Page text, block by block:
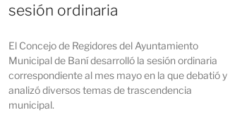
sesión ordinaria
El Concejo de Regidores del Ayuntamiento
Municipal de Baní desarrolló la sesión ordinaria
correspondiente al mes mayo en la que debatió y
analizó diversos temas de trascendencia
municipal.